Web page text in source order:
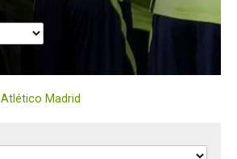
Atlético Madrid